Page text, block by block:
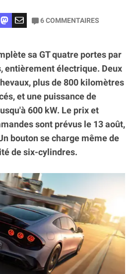
6COMMENTAIRES
sa GT quatre portes par
entièrement électrique. Deux
plus de 800 kilomètres
et une puissance de
600 kW. Le prix et
sont prévus le 13 août,
bouton se charge même de
de six-cylindres.